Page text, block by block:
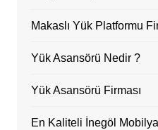
Makaslı Yük Platformu
Yük Asansörü Nedir ?
Yük Asansörü Firması
En Kaliteli İnegöl